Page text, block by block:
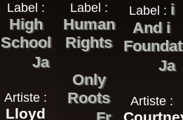
Label :
High
School
Ja
Artiste :
Lloyd
Label :
Human
Rights
Only
Roots
Label : i
And i
Ja
Artiste :